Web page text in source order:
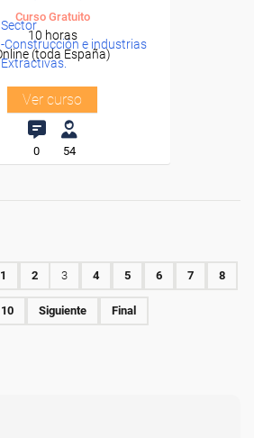
Sector
-Construcción e industrias
Extractivas.
Curso Gratuito
10 horas
(toda España)
Ver curso
0 54
1 2 3 4 5 6 7 8
10 Siguiente Final